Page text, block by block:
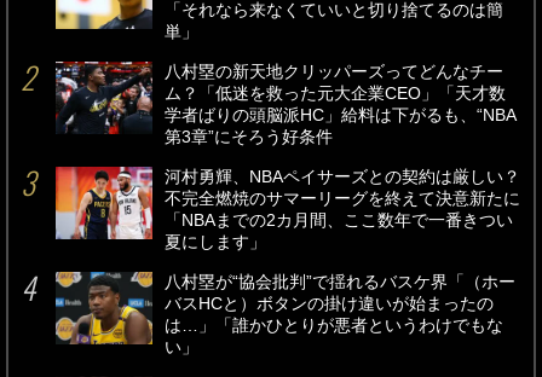
「それなら来なくていいと切り捨てるのは簡
単」
八村塁の新天地クリッパーズってどんなチー
ム？「低迷を救った元大企業CEO」「天才数
学者ばりの頭脳派HC」給料は下がるも、“NBA
第3章”にそろう好条件
河村勇輝、NBAペイサーズとの契約は厳しい？
不完全燃焼のサマーリーグを終えて決意新たに
「NBAまでの2カ月間、ここ数年で一番きつい
夏にします」
八村塁が“協会批判”で揺れるバスケ界「（ホー
バスHCと）ボタンの掛け違いが始まったの
は…」「誰かひとりが悪者というわけでもな
い」